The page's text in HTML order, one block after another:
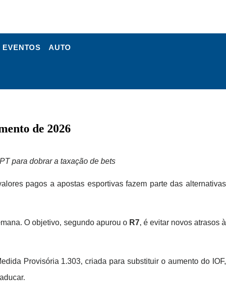
EVENTOS AUTO
de 2026
para dobrar a taxação de bets
pagos a apostas esportivas fazem parte das alternativas
O objetivo, segundo apurou o R7, é evitar novos atrasos à
Provisória 1.303, criada para substituir o aumento do IOF,